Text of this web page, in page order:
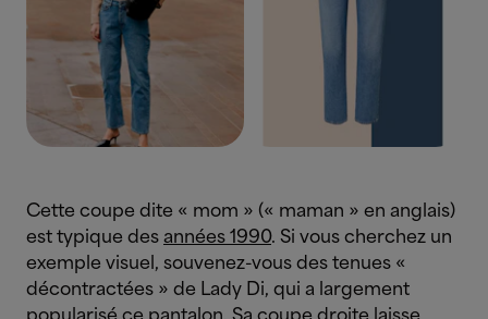
Cette coupe dite « mom » (« maman » en anglais)
est typique des années 1990. Si vous cherchez un
exemple visuel, souvenez-vous des tenues «
décontractées » de Lady Di, qui a largement